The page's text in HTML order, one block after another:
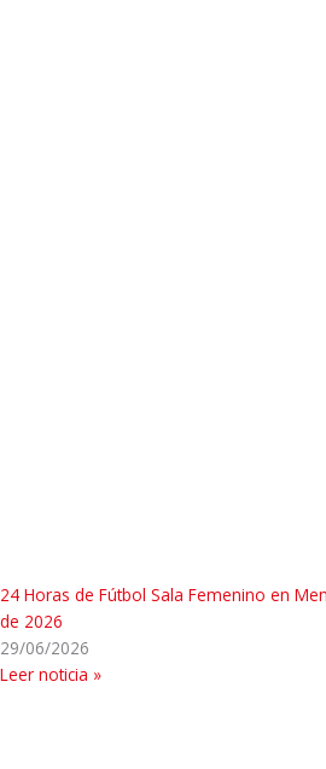
24 Horas de Fútbol Sala Femenino en
de 2026
29/06/2026
Leer noticia »